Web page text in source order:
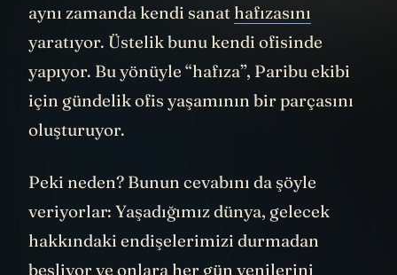
aynı zamanda kendi sanat hafızasını
yaratıyor. Üstelik bunu kendi ofisinde
yapıyor. Bu yönüyle “hafıza”, Paribu ekibi
için gündelik ofis yaşamının bir parçasını
oluşturuyor.
Peki neden? Bunun cevabını da şöyle
veriyorlar: Yaşadığımız dünya, gelecek
hakkındaki endişelerimizi durmadan
besliyor ve onlara her gün yenilerini